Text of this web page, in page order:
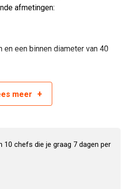
afmetingen:
en een binnen diameter van 40
voor OFYR van Spit On Fire - Ofyr
meer +
10 chefs die je graag 7 dagen per